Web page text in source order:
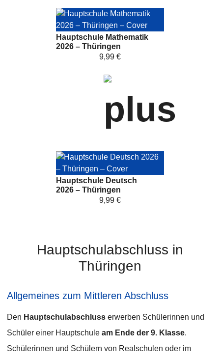
Hauptschule Mathematik
2026 – Thüringen
9,99 €
Hauptschule Deutsch
2026 – Thüringen
9,99 €
Hauptschulabschluss in
Thüringen
Allgemeines zum Mittleren Abschluss
Den Hauptschulabschluss erwerben Schülerinnen und
Schüler einer Hauptschule am Ende der 9. Klasse.
Schülerinnen und Schülern von Realschulen oder im